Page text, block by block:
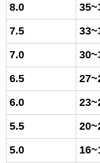
8.0
7.5
7.0
6.5
6.0
5.5
5.0